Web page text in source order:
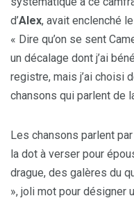
d’Alex, avait enclenché
« Dire qu’on se sent
un décalage dont j’ai
registre, mais j’ai choisi
chansons qui parlent de
Les chansons parlent
la dot à verser pour
drague, des galères du
», joli mot pour désigner